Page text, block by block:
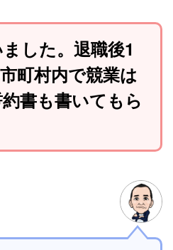
した。退職後1
町村内で競業は
書も書いてもら